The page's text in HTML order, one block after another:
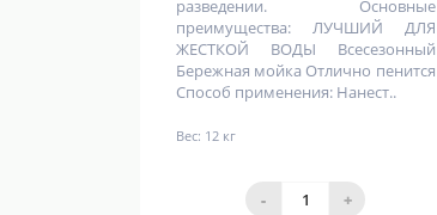
разведении. Основные
преимущества: ЛУЧШИЙ ДЛЯ
ЖЕСТКОЙ ВОДЫ Всесезонный
Бережная мойка Отлично пенится
Способ применения: Нанест..
Вес: 12 кг
- +